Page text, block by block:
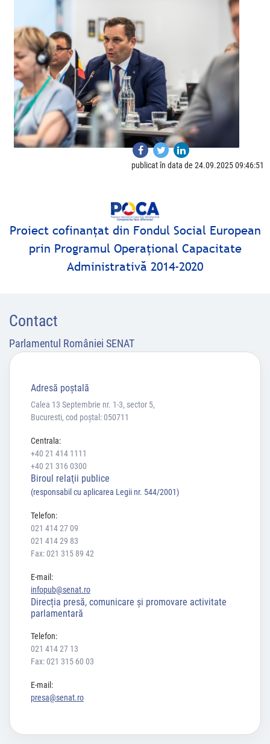
publicat în data de 24.09.2025 09:46:51
Proiect cofinanţat din Fondul Social European
prin Programul Operaţional Capacitate
Administrativă 2014-2020
Contact
Parlamentul României SENAT
Adresă poştală
Calea 13 Septembrie nr. 1-3, sector 5,
Bucuresti, cod poștal: 050711
Centrala:
+40 21 414 1111
+40 21 316 0300
Biroul relaţii publice
(responsabil cu aplicarea Legii nr. 544/2001)
Telefon:
021 414 27 09
021 414 29 83
Fax: 021 315 89 42
E-mail:
infopub@senat.ro
Direcția presă, comunicare și promovare activitate
parlamentară
Telefon:
021 414 27 13
Fax: 021 315 60 03
E-mail:
presa@senat.ro